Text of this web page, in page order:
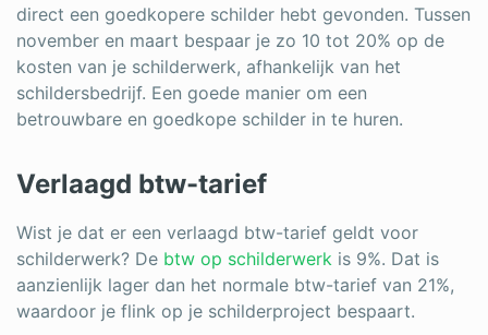
direct een goedkopere schilder hebt gevonden. Tussen
november en maart bespaar je zo 10 tot 20% op de
kosten van je schilderwerk, afhankelijk van het
schildersbedrijf. Een goede manier om een
betrouwbare en goedkope schilder in te huren.
Verlaagd btw-tarief
Wist je dat er een verlaagd btw-tarief geldt voor
schilderwerk? De btw op schilderwerk is 9%. Dat is
aanzienlijk lager dan het normale btw-tarief van 21%,
waardoor je flink op je schilderproject bespaart.